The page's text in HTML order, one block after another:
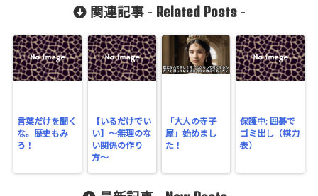
関連記事 - Related Posts-
言葉だけを聞く
な。歴史もみ
ろ！
【いるだけでい
い】〜無理のな
い関係の作り
方〜
「大人の寺子
屋」始めまし
た！
保護中: 囲碁で
ゴミ出し（棋力
表）